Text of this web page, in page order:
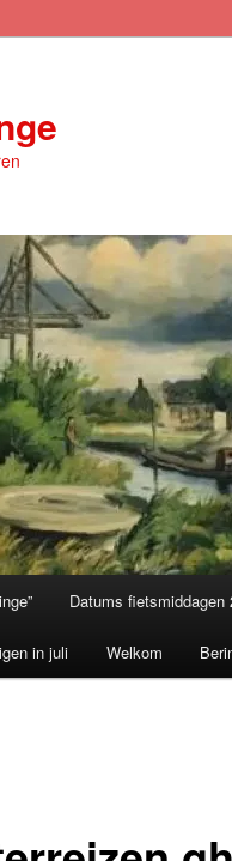
Datums fietsmiddagen
in juli Welkom